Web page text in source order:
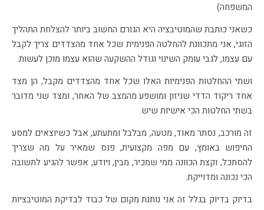
המשפחה)
כשאני כותבת שהמוטיבציה היא הגורם החשוב ביותר להצלחת התהליך
הזוגי, אני מתכוונת להחלטה הפנימית שכל אחד מהצדדים צריך לקבל
עם עצמו, לגבי עומק השינוי וגודל ההשקעה שהוא עצמו מוכן לעשות.
ושתי ההחלטות הפנימיות האלו שכל אחד מהצדדים מקבל, הן מצד
אחד ריקוד הדדי שניזון ומושפע מהמצב של האחר, ומצד שני מדובר
בשתי החלטות הכי אישיות שיש.
זה מורכב, נסתר מאוד, מטעה, מבלבל ומתעתע, אבל כשיוצאים למסע
החיפוש באומץ, עם מפה מקצועית, פנס שמאיר על מה שצריך
להסתכל, וקצת הכוונה ממי שמכיר, מבין, ויודע, אפשר להגיע לתשובה
הכי נכונה ומדוייקת.
בדיוק בדיוק בגלל זה אני נותנת מקום של כבוד לבדיקת המוטיבציות